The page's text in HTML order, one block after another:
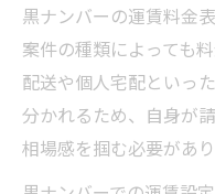
黒ナンバーの運賃料金
案件の種類によっても
配送や個人宅配といっ
分かれるため、自身が
相場感を掴む必要があり